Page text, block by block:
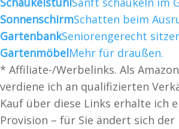
SonnenschirmSchatten beim
GartenbankSeniorengerecht
GartenmöbelMehr für draußen.
* Affiliate-/Werbelinks. Als
verdiene ich an qualifizierten
Kauf über diese Links erhalte ich
Provision – für Sie ändert sich der